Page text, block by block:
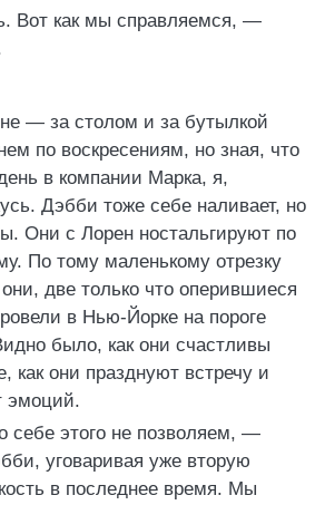
Вот как мы справляемся, —
— за столом и за бутылкой
по воскресениям, но зная, что
в компании Марка, я,
Дэбби тоже себе наливает, но
Они с Лорен ностальгируют по
По тому маленькому отрезку
две только что оперившиеся
в Нью-Йорке на пороге
было, как они счастливы
как они празднуют встречу и
эмоций.
этого не позволяем, —
уговаривая уже вторую
в последнее время. Мы